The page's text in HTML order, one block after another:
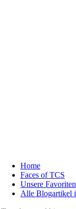
Home
Faces of TCS
Unsere Favoriten
Alle Blogartikel